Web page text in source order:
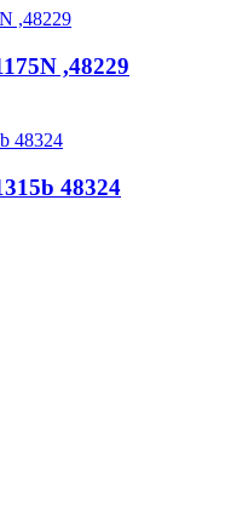
,48229
48324